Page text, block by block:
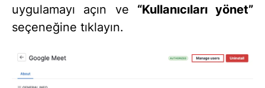
uygulamayı açın ve “Kullanıcıları yönet”
seçeneğine tıklayın.